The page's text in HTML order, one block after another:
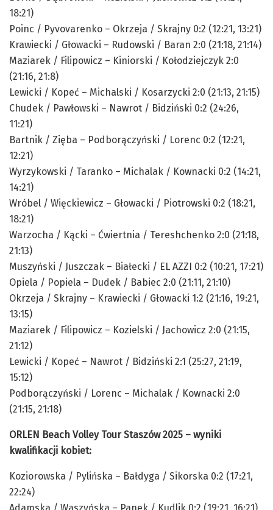
18:21)
Poinc / Pyvovarenko – Okrzeja / Skrajny 0:2 (12:21, 13:21)
Krawiecki / Głowacki – Rudowski / Baran 2:0 (21:18, 21:14)
Maziarek / Filipowicz – Kiniorski / Kołodziejczyk 2:0
(21:16, 21:8)
Lewicki / Kopeć – Michalski / Kosarzycki 2:0 (21:13, 21:15)
Chudek / Pawłowski – Nawrot / Bidziński 0:2 (24:26,
11:21)
Bartnik / Zięba – Podborączyński / Lorenc 0:2 (12:21,
12:21)
Wyrzykowski / Taranko – Michalak / Kownacki 0:2 (14:21,
14:21)
Wróbel / Więckiewicz – Głowacki / Piotrowski 0:2 (18:21,
18:21)
Warzocha / Kącki – Ćwiertnia / Tereshchenko 2:0 (21:18,
21:13)
Muszyński / Juszczak – Białecki / EL AZZI 0:2 (10:21, 17:21)
Opiela / Popiela – Dudek / Babiec 2:0 (21:11, 21:10)
Okrzeja / Skrajny – Krawiecki / Głowacki 1:2 (21:16, 19:21,
13:15)
Maziarek / Filipowicz – Kozielski / Jachowicz 2:0 (21:15,
21:12)
Lewicki / Kopeć – Nawrot / Bidziński 2:1 (25:27, 21:19,
15:12)
Podborączyński / Lorenc – Michalak / Kownacki 2:0
(21:15, 21:18)
ORLEN Beach Volley Tour Staszów 2025 – wyniki
kwalifikacji kobiet:
Koziorowska / Pylińska – Bałdyga / Sikorska 0:2 (17:21,
22:24)
Adamska / Waszyńska – Panek / Kudlik 0:2 (19:21, 16:21)